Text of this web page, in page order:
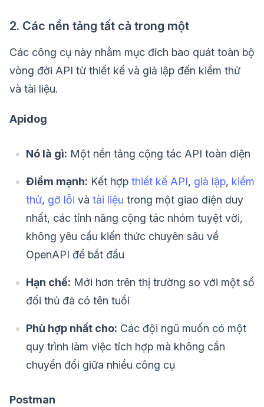
2. Các nền tảng tất cả trong một
Các công cụ này nhằm mục đích bao quát toàn bộ
vòng đời API từ thiết kế và giả lập đến kiểm thử
và tài liệu.
Apidog
Nó là gì: Một nền tảng cộng tác API toàn diện
Điểm mạnh: Kết hợp thiết kế API, giả lập, kiểm
thử, gỡ lỗi và tài liệu trong một giao diện duy
nhất, các tính năng cộng tác nhóm tuyệt vời,
không yêu cầu kiến thức chuyên sâu về
OpenAPI để bắt đầu
Hạn chế: Mới hơn trên thị trường so với một số
đối thủ đã có tên tuổi
Phù hợp nhất cho: Các đội ngũ muốn có một
quy trình làm việc tích hợp mà không cần
chuyển đổi giữa nhiều công cụ
Postman